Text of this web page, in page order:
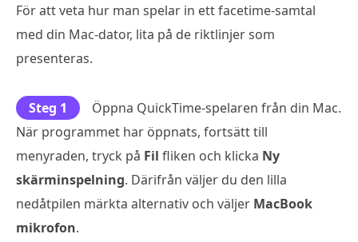
För att veta hur man spelar in ett facetime-samtal
med din Mac-dator, lita på de riktlinjer som
presenteras.
Steg 1
Öppna QuickTime-spelaren från din Mac.
När programmet har öppnats, fortsätt till
menyraden, tryck på Fil fliken och klicka Ny
skärminspelning. Därifrån väljer du den lilla
nedåtpilen märkta alternativ och väljer MacBook
mikrofon.